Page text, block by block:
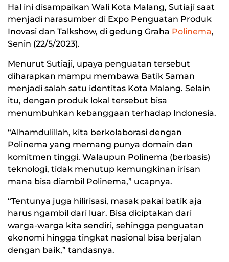
Hal ini disampaikan Wali Kota Malang, Sutiaji saat
menjadi narasumber di Expo Penguatan Produk
Inovasi dan Talkshow, di gedung Graha Polinema,
Senin (22/5/2023).
Menurut Sutiaji, upaya penguatan tersebut
diharapkan mampu membawa Batik Saman
menjadi salah satu identitas Kota Malang. Selain
itu, dengan produk lokal tersebut bisa
menumbuhkan kebanggaan terhadap Indonesia.
“Alhamdulillah, kita berkolaborasi dengan
Polinema yang memang punya domain dan
komitmen tinggi. Walaupun Polinema (berbasis)
teknologi, tidak menutup kemungkinan irisan
mana bisa diambil Polinema,” ucapnya.
“Tentunya juga hilirisasi, masak pakai batik aja
harus ngambil dari luar. Bisa diciptakan dari
warga-warga kita sendiri, sehingga penguatan
ekonomi hingga tingkat nasional bisa berjalan
dengan baik,” tandasnya.